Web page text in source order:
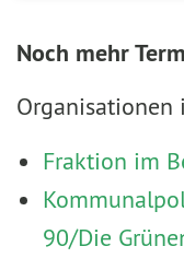
Noch mehr
Organisationen
Fraktion im
90/Die